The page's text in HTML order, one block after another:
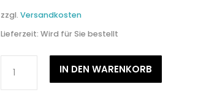
zzgl. Versandkosten
Lieferzeit: Wird für Sie bestellt
Doser
2.X
IN DEN WARENKORB